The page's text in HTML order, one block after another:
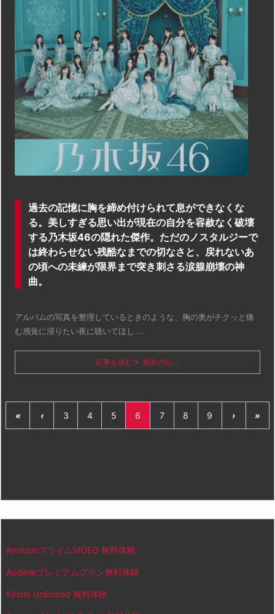
過去の記憶に胸を締め付けられて息ができなくな
る。美しすぎる思い出が現在の自分を容赦なく破壊
する乃木坂46の隠れた傑作。ただのノスタルジーで
は終わらせない残酷なまでの切なさと、戻れないあ
の頃への未練が限界まで突き刺さる涙腺崩壊の神
曲。
アルバムの写真を整理しているときのような、胸の奥がチクッと痛
む感覚に浸りたい夜に聴いてほし ...
記事を読む 過去の記 ...
« ‹ 3 4 5 6 7 8 9 › »
AmazonプライムVIDEO 無料体験
Audibleプレミアムプラン無料体験
Kindle Unlimited 無料体験